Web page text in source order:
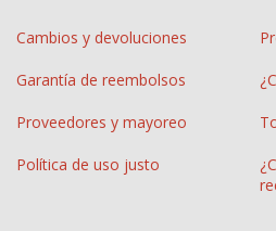
Cambios y devoluciones
Garantía de reembolsos
Proveedores y mayoreo
Política de uso justo